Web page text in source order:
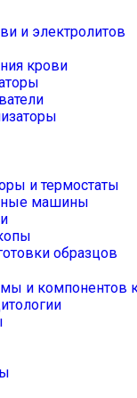
и электролитов
крови
и термостаты
машины
образцов
и компонентов